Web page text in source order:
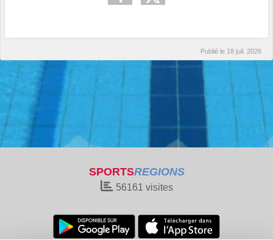
Publié le 18 juil. 2026
SPORTSREGIONS
56161 visites